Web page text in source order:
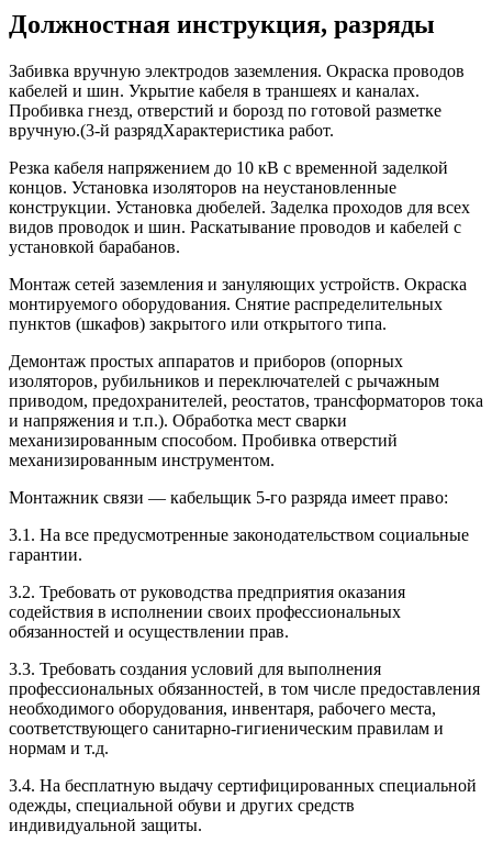
Должностная инструкция, разряды
Забивка вручную электродов заземления. Окраска проводов
кабелей и шин. Укрытие кабеля в траншеях и каналах.
Пробивка гнезд, отверстий и борозд по готовой разметке
вручную.(3-й разрядХарактеристика работ.
Резка кабеля напряжением до 10 кВ с временной заделкой
концов. Установка изоляторов на неустановленные
конструкции. Установка дюбелей. Заделка проходов для всех
видов проводок и шин. Раскатывание проводов и кабелей с
установкой барабанов.
Монтаж сетей заземления и зануляющих устройств. Окраска
монтируемого оборудования. Снятие распределительных
пунктов (шкафов) закрытого или открытого типа.
Демонтаж простых аппаратов и приборов (опорных
изоляторов, рубильников и переключателей с рычажным
приводом, предохранителей, реостатов, трансформаторов тока
и напряжения и т.п.). Обработка мест сварки
механизированным способом. Пробивка отверстий
механизированным инструментом.
Монтажник связи — кабельщик 5-го разряда имеет право:
3.1. На все предусмотренные законодательством социальные
гарантии.
3.2. Требовать от руководства предприятия оказания
содействия в исполнении своих профессиональных
обязанностей и осуществлении прав.
3.3. Требовать создания условий для выполнения
профессиональных обязанностей, в том числе предоставления
необходимого оборудования, инвентаря, рабочего места,
соответствующего санитарно-гигиеническим правилам и
нормам и т.д.
3.4. На бесплатную выдачу сертифицированных специальной
одежды, специальной обуви и других средств
индивидуальной защиты.